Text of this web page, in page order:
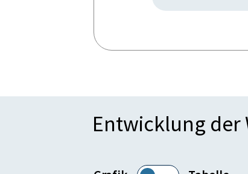
Entwicklung der